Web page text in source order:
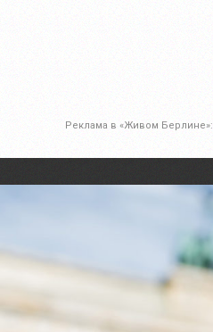
Реклама в «Живом Берлине»: